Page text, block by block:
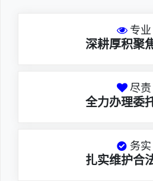
专业
深耕厚积聚
尽责
全力办理委
务实
扎实维护合